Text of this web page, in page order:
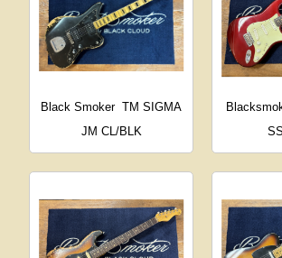
Black Smoker TM SIGMA
JM CL/BLK